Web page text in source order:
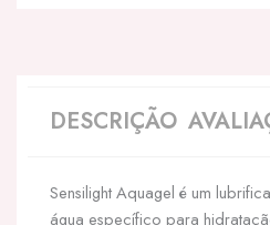
AQUAGEL
60
DESCRIÇÃO
Sensilight Aquagel é um
água específico para